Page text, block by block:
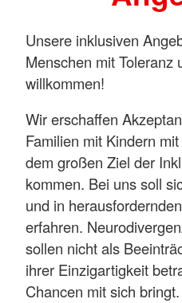
Unsere inklusiven
Menschen mit Toleranz
willkommen!
Wir erschaffen
Familien mit Kindern
dem großen Ziel der
kommen. Bei uns soll
und in
erfahren.
sollen nicht als
ihrer Einzigartigkeit
Chancen mit sich bringt.